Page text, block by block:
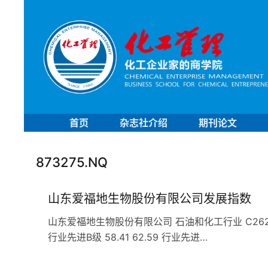
首页 杂志社介绍 期刊论文
873275.NQ
山东爱福地生物股份有限公司发展指数
山东爱福地生物股份有限公司 石油和化工行业
行业先进B级 58.41 62.59 行业先进…